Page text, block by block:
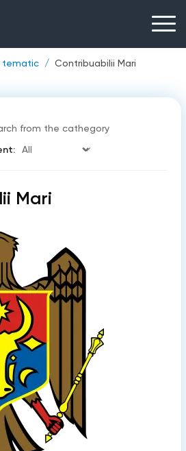
tematic Contribuabilii Mari
from the cathegory
Mari